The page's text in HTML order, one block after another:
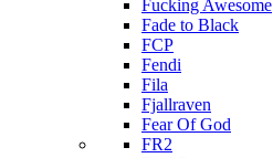
Fucking Awesome
Fade to Black
FCP
Fendi
Fila
Fjallraven
Fear Of God
FR2